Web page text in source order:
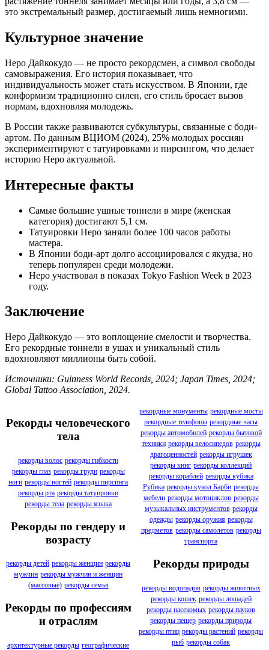
это экстремальный размер, достигаемый лишь немногими.
Культурное значение
Неро Дайкокудо — не просто рекордсмен, а символ свободы
самовыражения. Его история показывает, что
индивидуальность может стать искусством. В Японии, где
конформизм традиционно силен, его стиль бросает вызов
нормам, вдохновляя молодежь.
В России также развиваются субкультуры, связанные с боди-
артом. По данным ВЦИОМ (2024), 25% молодых россиян
экспериментируют с татуировками и пирсингом, что делает
историю Неро актуальной.
Интересные факты
Самые большие ушные тоннели в мире (женская
категория) достигают 5,1 см.
Татуировки Неро заняли более 100 часов работы
мастера.
В Японии боди-арт долго ассоциировался с якудза, но
теперь популярен среди молодежи.
Неро участвовал в показах Tokyo Fashion Week в 2023
году.
Заключение
Неро Дайкокудо — это воплощение смелости и творчества.
Его рекордные тоннели в ушах и уникальный стиль
вдохновляют миллионы быть собой.
Источники: Guinness World Records, 2024; Japan Times, 2024;
Global Tattoo Association, 2024.
Рекорды человеческого
тела
рекорды волос рекорды гибкости
рекорды глаз рекорды груди рекорды
ноги рекорды ногтей рекорды пирсинга
рекорды рта рекорды татуировки
рекорды тела рекорды языка
Рекорды по гендеру и
возрасту
рекорды детей рекорды женщин рекорды
мужчин рекорды мужчин и женщин
(массовые) рекорды семья
Рекорды по профессиям
и отраслям
архитектурные рекорды географические
рекордные монументы рекордные мосты
рекордные телефоны рекордные часы
рекорды автомобилей рекорды бытовой
техники рекорды велосипедов рекорды
драгоценностей рекорды игрушек
рекорды книг рекорды коллекций
рекорды кораблей рекорды кубика
Рубика рекорды кукол Барби рекорды
мебели рекорды мотоциклов рекорды
музыкальных инструментов рекорды
одежды рекорды оружия рекорды
предметов рекорды самолетов рекорды
транспорта
Рекорды природы
рекорды водопадов рекорды животных
рекорды кошек рекорды лошадей
рекорды насекомых рекорды пауков
рекорды пещер рекорды природы
рекорды птиц рекорды растений рекорды
рыб рекорды собак